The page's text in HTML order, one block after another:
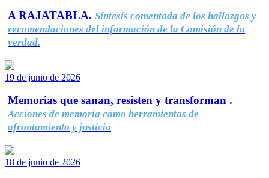
A RAJATABLA. Síntesis comentada de los hallazgos y
recomendaciones del información de la Comisión de la
verdad.
19 de junio de 2026
Memorias que sanan, resisten y transforman .
Acciones de memoria como herramientas de
afrontamiento y justicia
18 de junio de 2026